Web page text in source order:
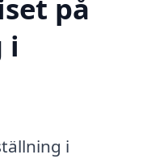
på
i
i